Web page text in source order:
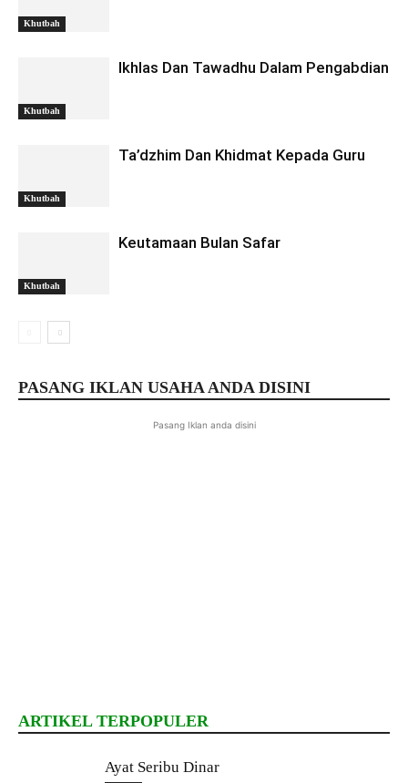
Khutbah
Khutbah
Ikhlas Dan Tawadhu Dalam Pengabdian
Khutbah
Ta’dzhim Dan Khidmat Kepada Guru
Khutbah
Keutamaan Bulan Safar
PASANG IKLAN USAHA ANDA DISINI
Pasang Iklan anda disini
ARTIKEL TERPOPULER
Ayat Seribu Dinar